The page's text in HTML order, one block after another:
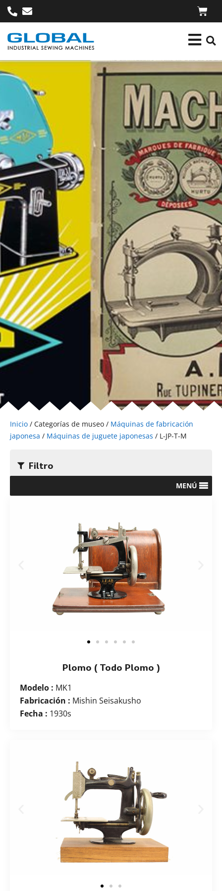
Inicio / Categorías de museo / Máquinas de fabricación
japonesa / Máquinas de juguete japonesas / L-JP-T-M
Filtro
MENÚ
Plomo ( Todo Plomo )
Modelo : MK1
Fabricación : Mishin Seisakusho
Fecha : 1930s